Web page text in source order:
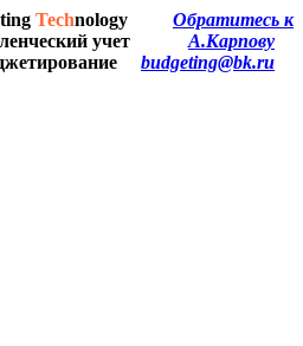
Technology
учет
Обратитесь к
А.Карпову
budgeting@bk.ru